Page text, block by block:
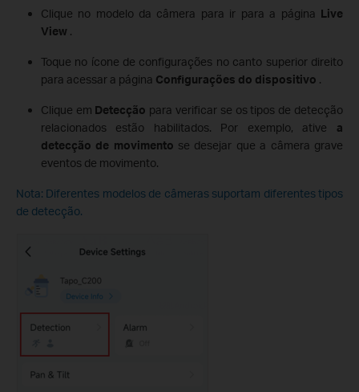
Clique no modelo da câmera para ir para a página Live
View .
Toque no ícone de configurações no canto superior direito
para acessar a página Configurações do dispositivo .
Clique em Detecção para verificar se os tipos de detecção
relacionados estão habilitados. Por exemplo, ative a
detecção de movimento se desejar que a câmera grave
eventos de movimento.
Nota: Diferentes modelos de câmeras suportam diferentes tipos
de detecção.